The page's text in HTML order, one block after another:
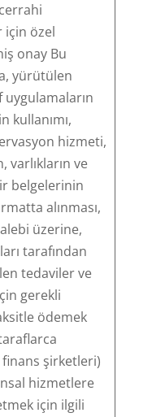
için özel
onay Bu
yürütülen
kullanımı,
hizmeti,
varlıkların ve
belgelerinin
alınması,
üzerine,
tarafından
tedaviler ve
gerekli
ödemek
şirketleri)
hizmetlere
için ilgili